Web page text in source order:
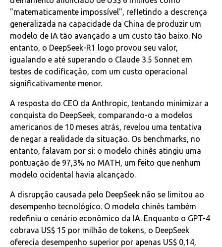
"matematicamente impossível", refletindo a descrença
generalizada na capacidade da China de produzir um
modelo de IA tão avançado a um custo tão baixo. No
entanto, o DeepSeek-R1 logo provou seu valor,
igualando e até superando o Claude 3.5 Sonnet em
testes de codificação, com um custo operacional
significativamente menor.
A resposta do CEO da Anthropic, tentando minimizar a
conquista do DeepSeek, comparando-o a modelos
americanos de 10 meses atrás, revelou uma tentativa
de negar a realidade da situação. Os benchmarks, no
entanto, falavam por si: o modelo chinês atingiu uma
pontuação de 97,3% no MATH, um feito que nenhum
modelo ocidental havia alcançado.
A disrupção causada pelo DeepSeek não se limitou ao
desempenho tecnológico. O modelo chinês também
redefiniu o cenário econômico da IA. Enquanto o GPT-4
cobrava US$ 15 por milhão de tokens, o DeepSeek
oferecia desempenho superior por apenas US$ 0,14,